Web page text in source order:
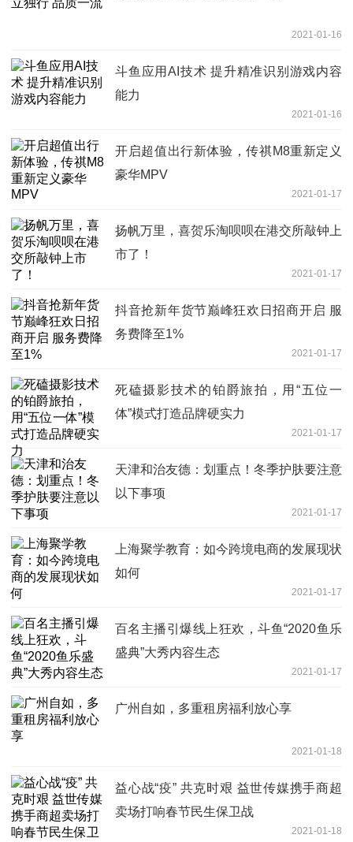
2021-01-16
斗鱼应用AI技术 提升精准识别游戏内容
能力
2021-01-16
开启超值出行新体验，传祺M8重新定义
豪华MPV
2021-01-17
扬帆万里，喜贺乐淘呗呗在港交所敲钟上
市了！
2021-01-17
抖音抢新年货节巅峰狂欢日招商开启 服
务费降至1%
2021-01-17
死磕摄影技术的铂爵旅拍，用“五位一
体”模式打造品牌硬实力
2021-01-17
天津和治友德：划重点！冬季护肤要注意
以下事项
2021-01-17
上海聚学教育：如今跨境电商的发展现状
如何
2021-01-17
百名主播引爆线上狂欢，斗鱼“2020鱼乐
盛典”大秀内容生态
2021-01-17
广州自如，多重租房福利放心享
2021-01-18
益心战“疫” 共克时艰 益世传媒携手商超
卖场打响春节民生保卫战
2021-01-18